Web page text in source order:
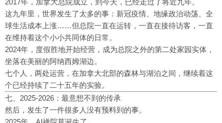
2017年，加拿大总院成立，到今天，已经走过了将近九年。
这九年里，世界发生了太多的事：新冠疫情、地缘政治动荡、全
球生活成本上涨……但总院一直在运转，一直在接待访客，一直
在维持着这个小小共同体的日常。
2024年，度假胜地开始经营，成为总院之外的第二处家园实体，
坐落在美丽的阿纳西姆湖边。
七个人，两处运营，在加拿大北部的森林与湖泊之间，继续着这
个已经持续了二十五年的实验。
七、2025-2026：最意想不到的传承
然后，发生了一件很多人没有预料到的事。